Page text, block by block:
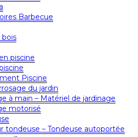
Barbecue
bois
piscine
Piscine
du jardin
à main – Matériel de jardinage
motorisé
tondeuse – Tondeuse autoportée